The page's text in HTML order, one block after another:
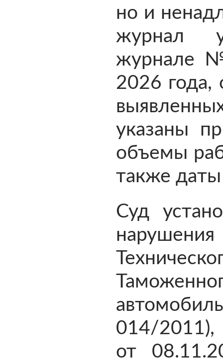
но и
журнал
журнале
2026 года,
указаны
объемы
также даты
Суд
014/2011),
от